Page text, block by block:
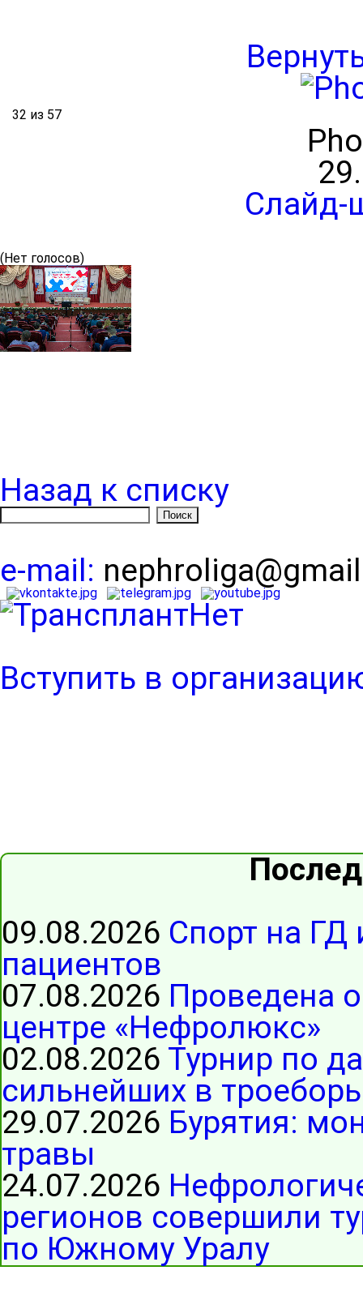
32 из 57
Слайд-
(Нет голосов)
Назад к списку
e-mail:
Вступить в
09.08.2026 Спорт на ГД
пациентов
07.08.2026 Проведена
центре «Нефролюкс»
02.08.2026 Турнир по
сильнейших в
29.07.2026 Бурятия:
травы
24.07.2026
регионов совершили
по Южному Уралу